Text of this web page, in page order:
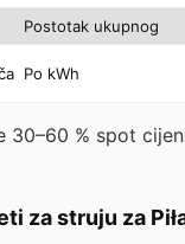
Postotak ukupnog
Po kWh
30–60 % spot
za struju za